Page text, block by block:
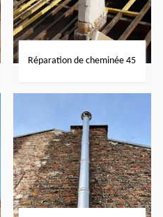
Réparation de cheminée 45